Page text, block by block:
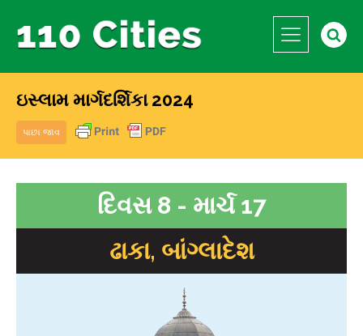
ઇસ્લામ માર્ગદર્શિકા 2024
પાછા જાવ
દિવસ 8 - માર્ચ 17
ઢાકા, બાંગ્લાદેશ